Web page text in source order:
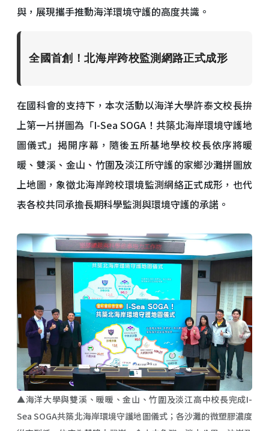
與，展現攜手推動海洋環境守護的高度共識。
全國首創！北海岸跨校監測網路正式成形
在國科會的支持下，本次活動以海洋大學許泰文校長拚
上第一片拼圖為「I-Sea SOGA！共築北海岸環境守護地
圖儀式」揭開序幕，隨後五所基地學校校長依序將暖
暖、雙溪、金山、竹圍及淡江所守護的家鄉沙灘拼圖放
上地圖，象徵北海岸跨校環境監測網絡正式成形，也代
表各校共同承擔長期科學監測與環境守護的承諾。
▲海洋大學與雙溪、暖暖、金山、竹圍及淡江高中校長完成I-
Sea SOGA共築北海岸環境守護地圖儀式；各沙灘的微塑膠濃度